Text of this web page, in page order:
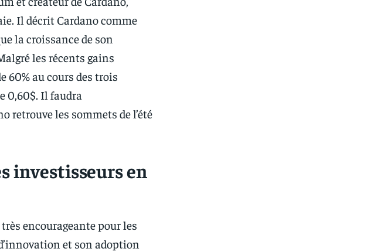
Il décrit Cardano comme
la croissance de son
les récents gains
60% au cours des trois
0,60$. Il faudra
retrouve les sommets de l’été
investisseurs en
encourageante pour les
et son adoption